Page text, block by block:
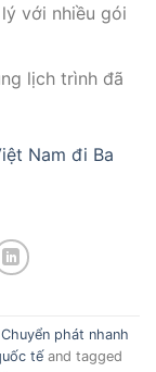
với nhiều gói
lịch trình đã
Nam đi Ba
Chuyển phát nhanh
tếand tagged